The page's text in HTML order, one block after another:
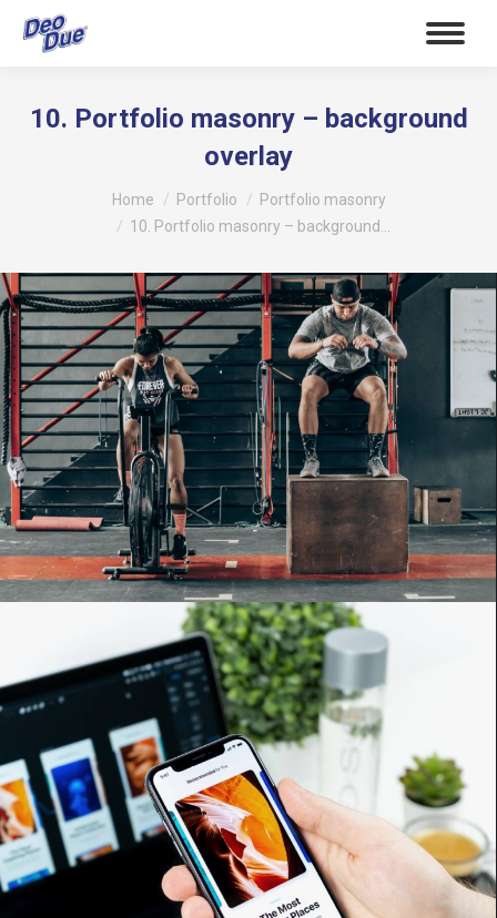
10. Portfolio masonry – background
overlay
Home Portfolio
Portfolio masonry
10. Portfolio masonry – background…